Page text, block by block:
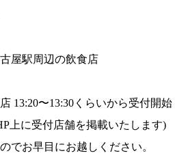
屋駅周辺の飲食店
13:20〜13:30くらいから受付開始
上に受付店舗を掲載いたします)
でお早目にお越しください。